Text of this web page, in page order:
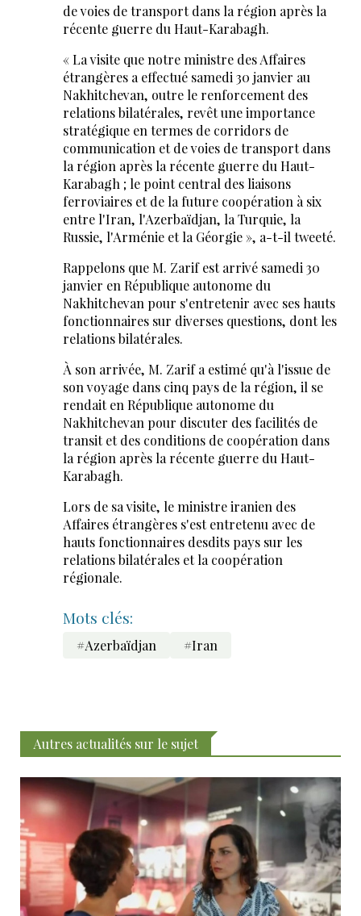
de voies de transport dans la région après la
récente guerre du Haut-Karabagh.
« La visite que notre ministre des Affaires
étrangères a effectué samedi 30 janvier au
Nakhitchevan, outre le renforcement des
relations bilatérales, revêt une importance
stratégique en termes de corridors de
communication et de voies de transport dans
la région après la récente guerre du Haut-
Karabagh ; le point central des liaisons
ferroviaires et de la future coopération à six
entre l'Iran, l'Azerbaïdjan, la Turquie, la
Russie, l'Arménie et la Géorgie », a-t-il tweeté.
Rappelons que M. Zarif est arrivé samedi 30
janvier en République autonome du
Nakhitchevan pour s'entretenir avec ses hauts
fonctionnaires sur diverses questions, dont les
relations bilatérales.
À son arrivée, M. Zarif a estimé qu'à l'issue de
son voyage dans cinq pays de la région, il se
rendait en République autonome du
Nakhitchevan pour discuter des facilités de
transit et des conditions de coopération dans
la région après la récente guerre du Haut-
Karabagh.
Lors de sa visite, le ministre iranien des
Affaires étrangères s'est entretenu avec de
hauts fonctionnaires desdits pays sur les
relations bilatérales et la coopération
régionale.
Mots clés:
#Azerbaïdjan #Iran
Autres actualités sur le sujet